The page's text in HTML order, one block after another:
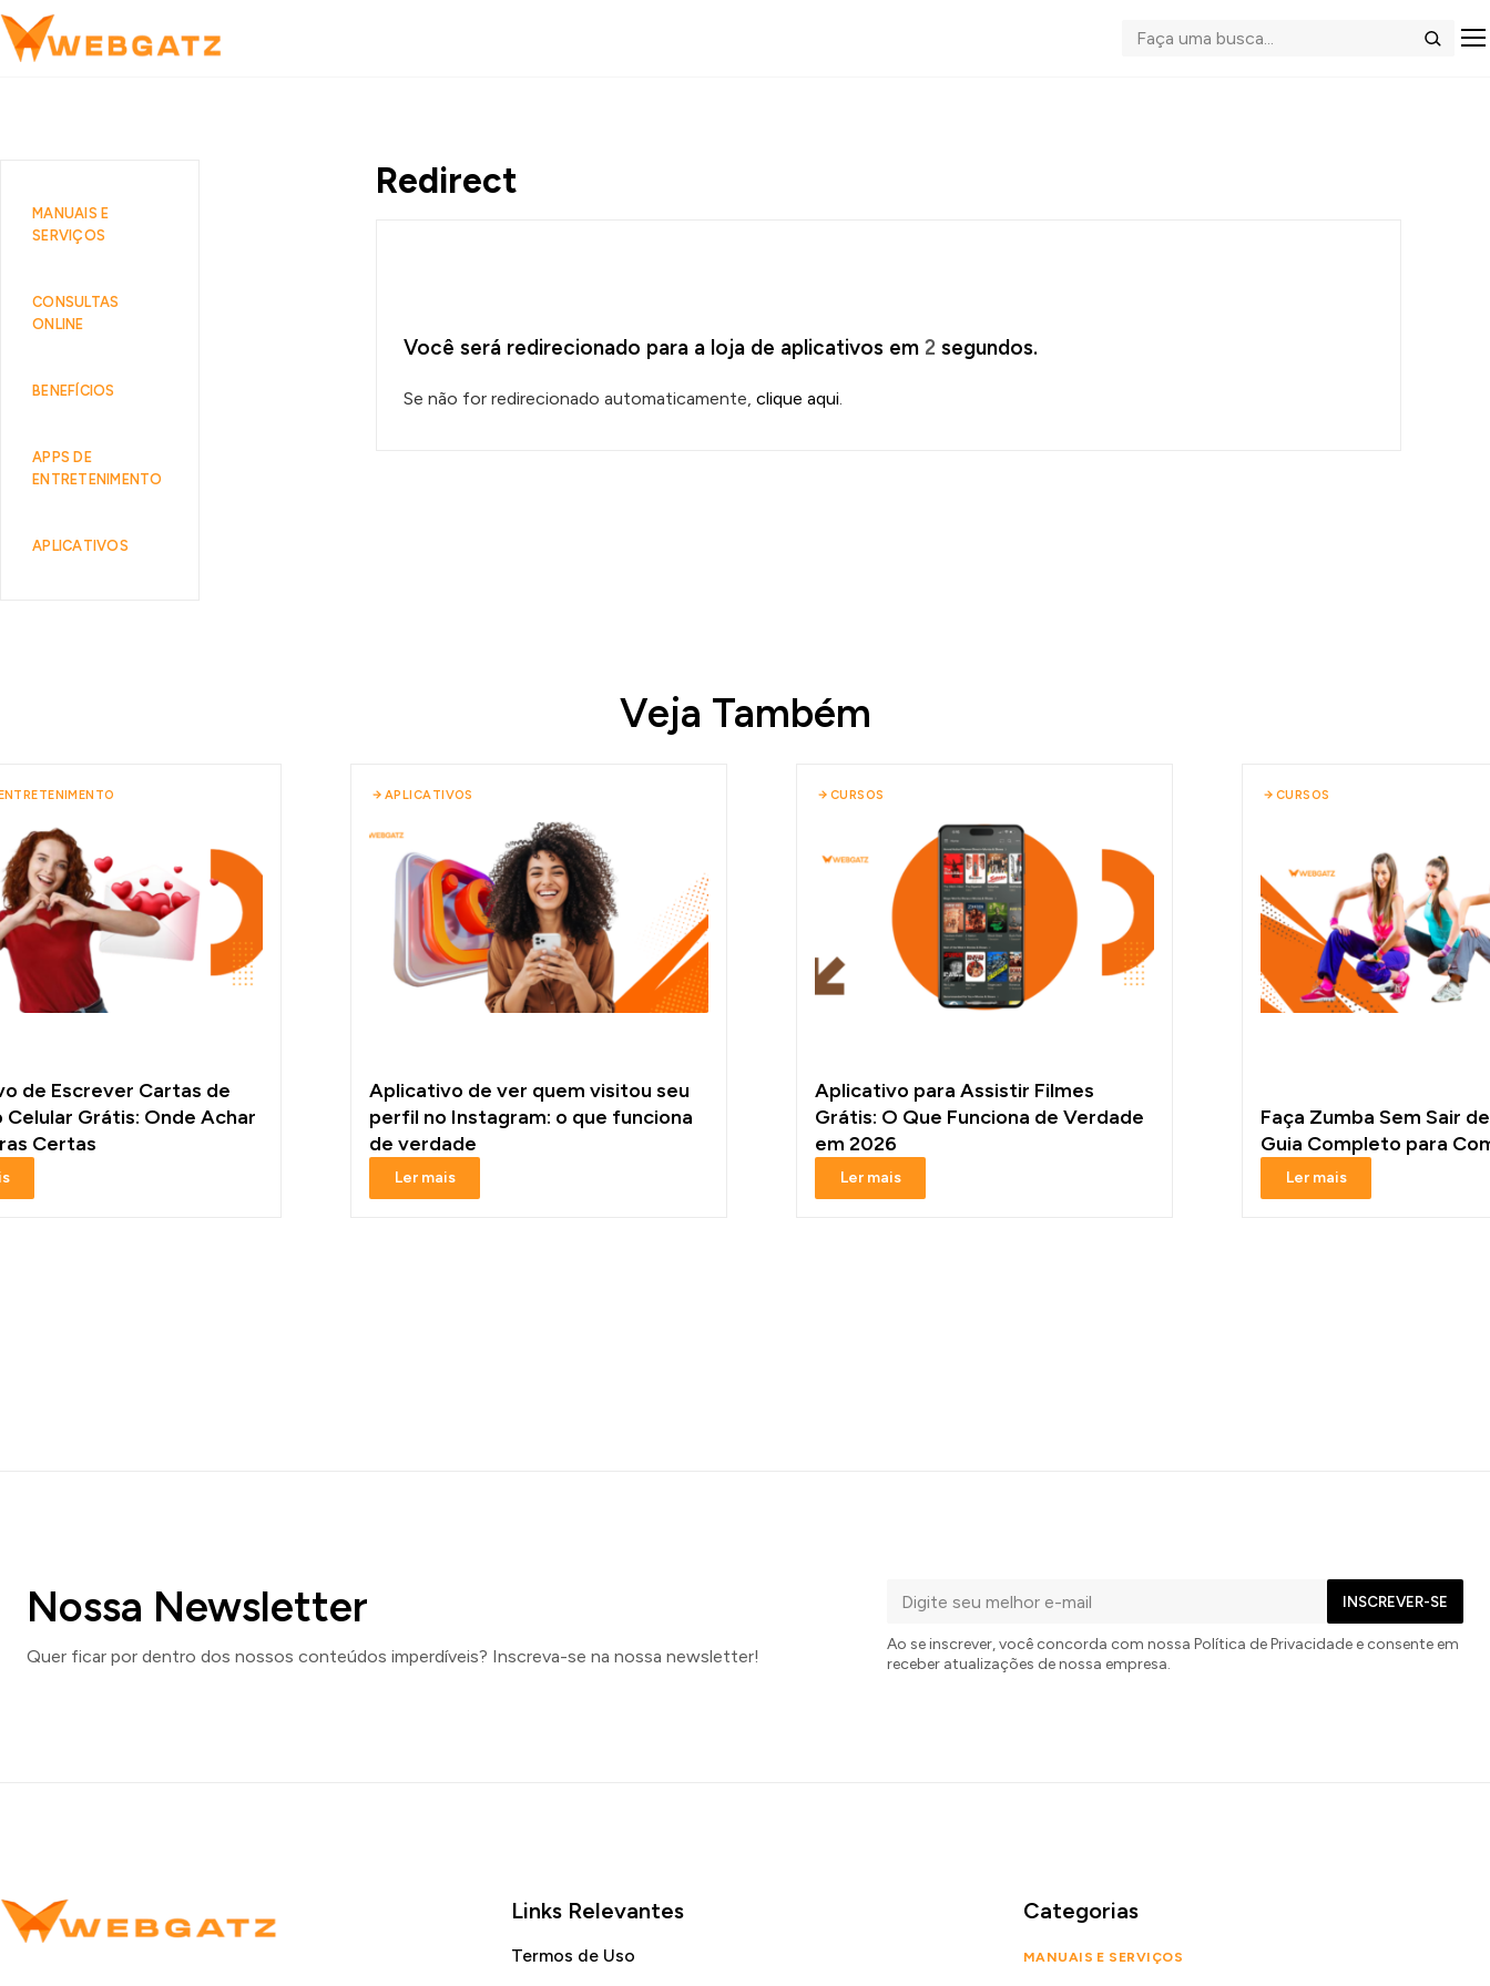
Buscar
MANUAIS E
SERVIÇOS
CONSULTAS
ONLINE
BENEFÍCIOS
APPS DE
ENTRETENIMENTO
APLICATIVOS
Redirect
Você será redirecionado para a loja de aplicativos em 1segundos.
Se não for redirecionado automaticamente, clique aqui
Veja Também
de Escrever Cartas de
Celular Grátis: Onde Achar
Certas
APLICATIVOS
Aplicativo de ver quem visitou seu
perfil no Instagram: o que funciona
de verdade
Ler mais
CURSOS
Aplicativo para Assistir Filmes
Grátis: O Que Funciona de Verdade
em 2026
Ler mais
CURSOS
Faça Zumba Sem Sair
Guia Completo para
Ler mais
Nossa Newsletter
Quer ficar por dentro dos nossos conteúdos imperdíveis? Inscreva-se na nossa newsletter!
Seu
e-
mail
INSCREVER-SE
Ao se inscrever, você concorda com nossa Política de Privacidade e consente em
receber atualizações de nossa empresa.
Links Relevantes
Termos de Uso
Categorias
MANUAIS E SERVIÇOS